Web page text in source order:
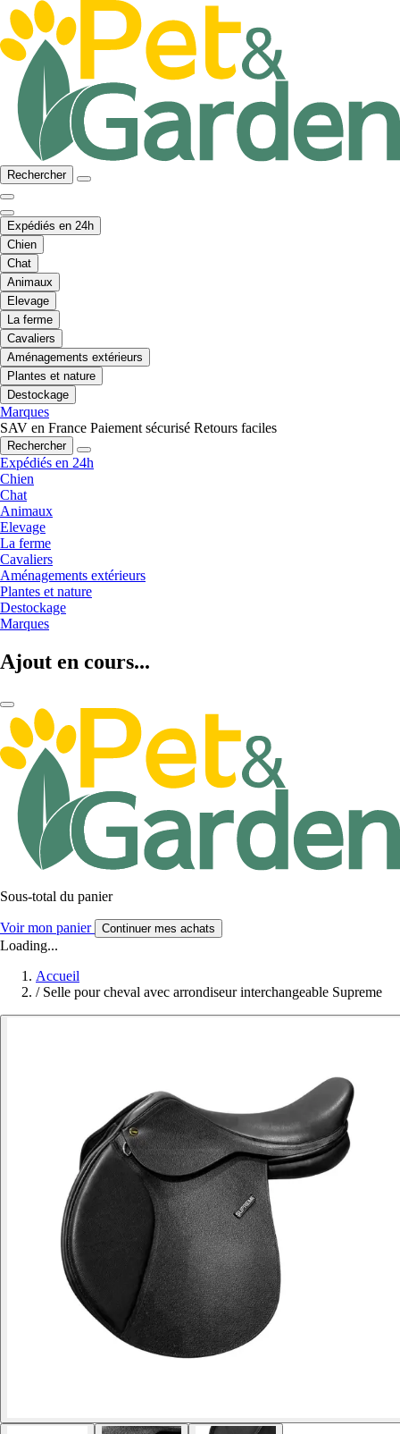
Rechercher
Expédiés en 24h
Chien
Chat
Animaux
Elevage
La ferme
Cavaliers
Aménagements extérieurs
Plantes et nature
Destockage
Marques
SAV en France Paiement sécurisé Retours faciles
Rechercher
Expédiés en 24h
Chien
Chat
Animaux
Elevage
La ferme
Cavaliers
Aménagements extérieurs
Plantes et nature
Destockage
Marques
Ajout en cours...
Sous-total du panier
Voir mon panier Continuer mes achats
Loading...
Accueil
/ Selle pour cheval avec arrondiseur interchangeable Supreme